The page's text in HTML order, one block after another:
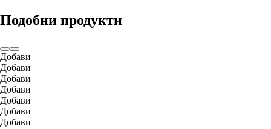
Подобни продукти
Добави
Добави
Добави
Добави
Добави
Добави
Добави